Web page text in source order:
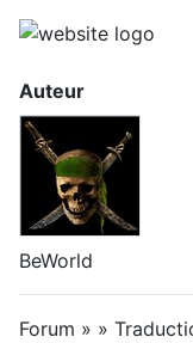
Auteur
BeWorld
Forum » »